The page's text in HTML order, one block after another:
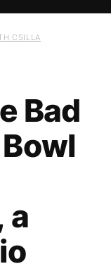
TUDOMÁNY
CSILLA
Bad
a